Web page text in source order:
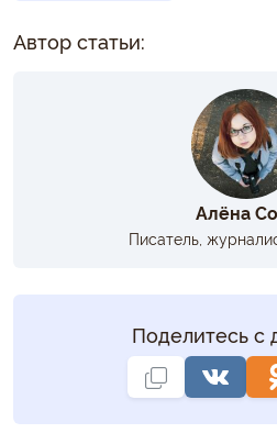
Автор статьи:
Алёна
Писатель,
Поделитесь с